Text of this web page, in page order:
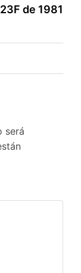
de 1981
será